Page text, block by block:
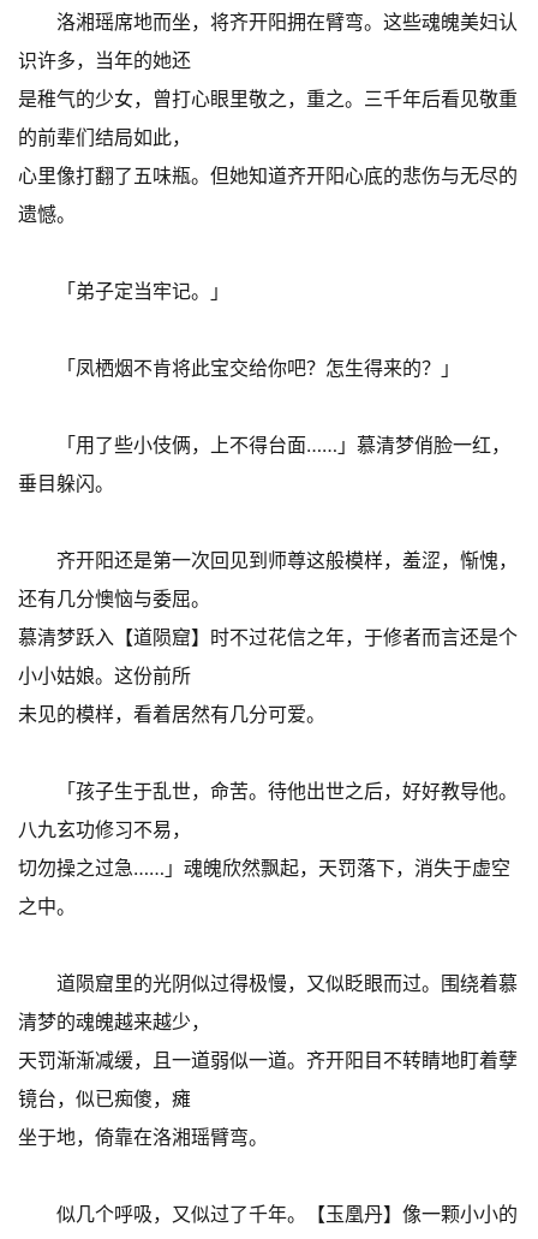
洛湘瑶席地而坐，将齐开阳拥在臂弯。这些魂魄美妇认
识许多，当年的她还
是稚气的少女，曾打心眼里敬之，重之。三千年后看见敬重
的前辈们结局如此，
心里像打翻了五味瓶。但她知道齐开阳心底的悲伤与无尽的
遗憾。
「弟子定当牢记。」
「凤栖烟不肯将此宝交给你吧？怎生得来的？」
「用了些小伎俩，上不得台面……」慕清梦俏脸一红，
垂目躲闪。
齐开阳还是第一次回见到师尊这般模样，羞涩，惭愧，
还有几分懊恼与委屈。
慕清梦跃入【道陨窟】时不过花信之年，于修者而言还是个
小小姑娘。这份前所
未见的模样，看着居然有几分可爱。
「孩子生于乱世，命苦。待他出世之后，好好教导他。
八九玄功修习不易，
切勿操之过急……」魂魄欣然飘起，天罚落下，消失于虚空
之中。
道陨窟里的光阴似过得极慢，又似眨眼而过。围绕着慕
清梦的魂魄越来越少，
天罚渐渐减缓，且一道弱似一道。齐开阳目不转睛地盯着孽
镜台，似已痴傻，瘫
坐于地，倚靠在洛湘瑶臂弯。
似几个呼吸，又似过了千年。【玉凰丹】像一颗小小的